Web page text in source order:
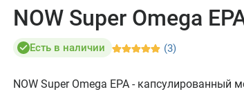
NOW Super Omega
Есть в наличии (3)
NOW Super Omega EPA -